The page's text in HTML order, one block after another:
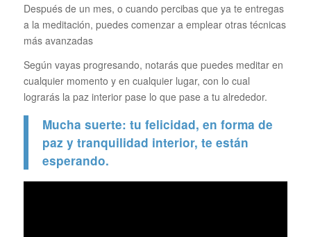
Después de un mes, o cuando percibas que ya te entregas
a la meditación, puedes comenzar a emplear otras técnicas
más avanzadas
Según vayas progresando, notarás que puedes meditar en
cualquier momento y en cualquier lugar, con lo cual
lograrás la paz interior pase lo que pase a tu alrededor.
Mucha suerte: tu felicidad, en forma de
paz y tranquilidad interior, te están
esperando.